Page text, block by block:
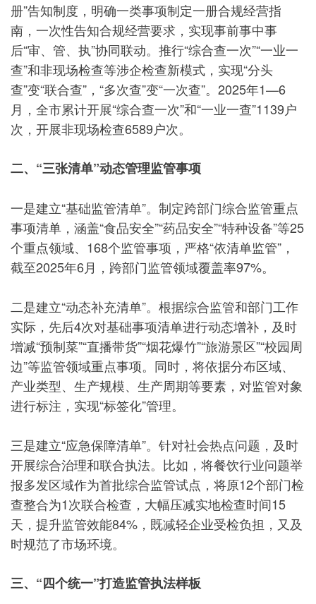
册”告知制度，明确一类事项制定一册合规经营指
南，一次性告知合规经营要求，实现事前事中事
后“审、管、执”协同联动。推行“综合查一次”“一业一
查”和非现场检查等涉企检查新模式，实现“分头
查”变“联合查”，“多次查”变“一次查”。2025年1—6
月，全市累计开展“综合查一次”和“一业一查”1139户
次，开展非现场检查6589户次。
二、“三张清单”动态管理监管事项
一是建立“基础监管清单”。制定跨部门综合监管重点
事项清单，涵盖“食品安全”“药品安全”“特种设备”等25
个重点领域、168个监管事项，严格“依清单监管”，
截至2025年6月，跨部门监管领域覆盖率97%。
二是建立“动态补充清单”。根据综合监管和部门工作
实际，先后4次对基础事项清单进行动态增补，及时
增减“预制菜”“直播带货”“烟花爆竹”“旅游景区”“校园周
边”等监管领域重点事项。同时，将依据分布区域、
产业类型、生产规模、生产周期等要素，对监管对象
进行标注，实现“标签化”管理。
三是建立“应急保障清单”。针对社会热点问题，及时
开展综合治理和联合执法。比如，将餐饮行业问题举
报多发区域作为首批综合监管试点，将原12个部门检
查整合为1次联合检查，大幅压减实地检查时间15
天，提升监管效能84%，既减轻企业受检负担，又及
时规范了市场环境。
三、“四个统一”打造监管执法样板